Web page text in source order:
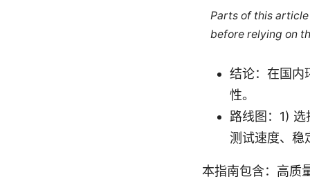
Parts of this
before relying on
结论：在国内
性。
路线图：1)
测试速度、稳
本指南包含：高质